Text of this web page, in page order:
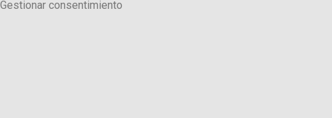
Gestionar consentimiento